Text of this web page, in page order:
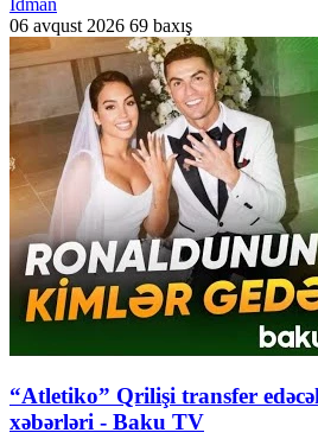
06 avqust 2026 69 baxış
“Atletiko” Qrilişi transfer
xəbərləri - Baku TV